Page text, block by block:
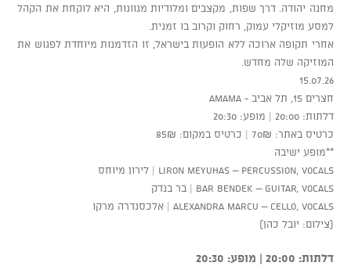
מחנה יהודה. דרך שפות, מקצבים ומלודיות מגוונות, היא לוקחת את הקהל
למסע מוזיקלי עמוק, רחוק וקרוב בו זמנית.
אחרי תקופה ארוכה ללא הופעות בישראל, זו הזדמנות מיוחדת לפגוש את
המוזיקה שלה מחדש.
15.07.26
חצרים 15, תל אביב - AMAMA
דלתות: 20:00 | מופע: 20:30
כרטיס באתר: 70₪ | כרטיס במקום: 85₪
**מופע ישיבה
Liron Meyuhas – Percussion, Vocals | לירון מיוחס
Bar Bendek – Guitar, Vocals | בר בנדק
Alexandra Marcu – Cello, Vocals | אלכסנדרה מרקו
(צילום: יובל כהן)
דלתות: 20:00 | מופע: 20:30